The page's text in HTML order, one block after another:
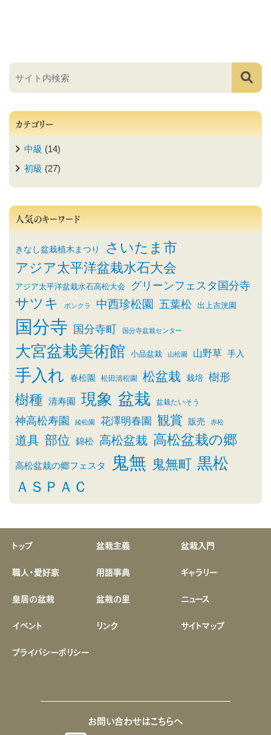
カテゴリー
中級 (14)
初級 (27)
人気のキーワード
きなし盆栽植木まつり さいたま市
アジア太平洋盆栽水石大会
アジア太平洋盆栽水石高松大会 グリーンフェスタ国分寺
サツキ ボンクラ 中西珍松園 五葉松 出上吉洸園
国分寺 国分寺町 国分寺盆栽センター
大宮盆栽美術館 小品盆栽 山松園 山野草 手入
手入れ 春松園 松田清松園 松盆栽 栽培 樹形
樹種 清寿園 現象 盆栽 盆栽たいそう
神高松寿園 綾松園 花澤明春園 観賞 販売 赤松
道具 部位 錦松 高松盆栽 高松盆栽の郷
高松盆栽の郷フェスタ 鬼無 鬼無町 黒松
ＡＳＰＡＣ
トップ 盆栽主義
盆栽入門
職人・愛好家
用語事典
ギャラリー
皇居の盆栽
盆栽の里
ニュース
イベント
リンク
サイトマップ
プライバシーポリシー
お問い合わせはこちらへ